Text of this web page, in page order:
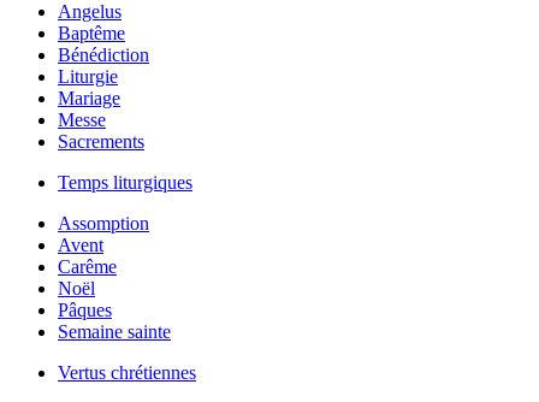
Angelus
Baptême
Bénédiction
Liturgie
Mariage
Messe
Sacrements
Temps liturgiques
Assomption
Avent
Carême
Noël
Pâques
Semaine sainte
Vertus chrétiennes